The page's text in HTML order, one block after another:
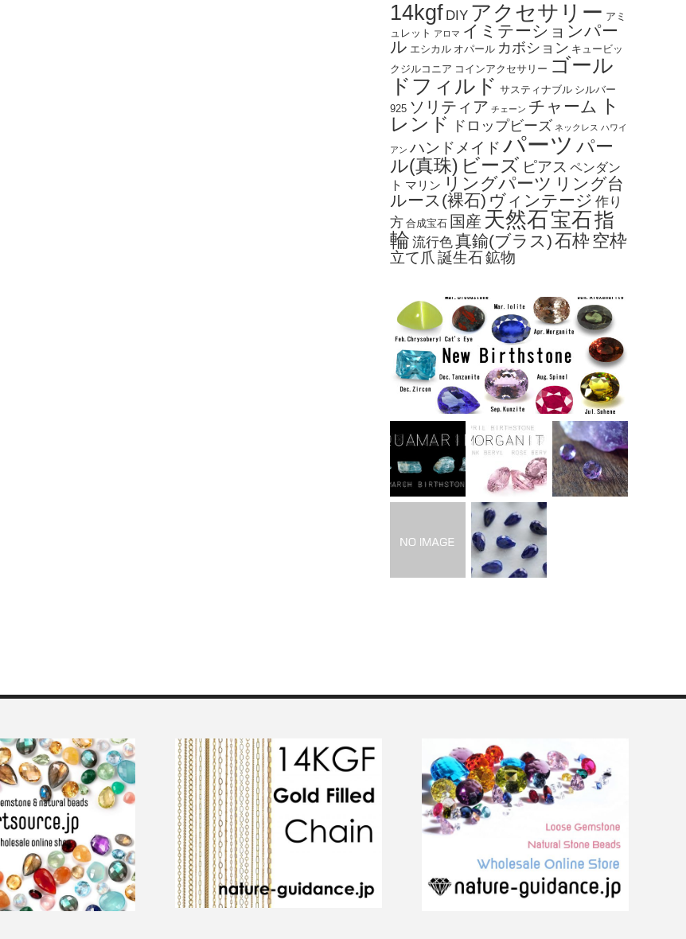
14kgf DIY アクセサリー アミ
ュレット アロマ イミテーションパー
ル エシカル オパール カボション キュービッ
クジルコニア コインアクセサリー ゴール
ドフィルド サスティナブル シルバー
925 ソリティア チェーン チャーム
ト
レンド
ドロップビーズ ネックレス ハワイ
アン ハンドメイド パーツ パー
ル(真珠) ビーズ ピアス ペンダン
ト マリン リングパーツ リング台
ルース(裸石) ヴィンテージ 作り
方 合成宝石 国産 天然石宝石指
輪 流行色真鍮(ブラス)石枠 空枠
立て爪 誕生石鉱物